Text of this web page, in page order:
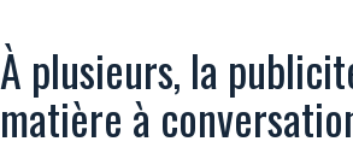
À plusieurs, la
matière à